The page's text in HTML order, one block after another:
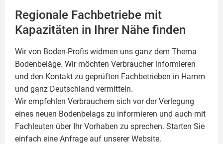
Regionale Fachbetriebe mit
Kapazitäten in Ihrer Nähe finden
Wir von Boden-Profis widmen uns ganz dem Thema
Bodenbeläge. Wir möchten Verbraucher informieren
und den Kontakt zu geprüften Fachbetrieben in Hamm
und ganz Deutschland vermitteln.
Wir empfehlen Verbrauchern sich vor der Verlegung
eines neuen Bodenbelags zu informieren und auch mit
Fachleuten über Ihr Vorhaben zu sprechen. Starten Sie
einfach eine Anfrage auf unserer Website.